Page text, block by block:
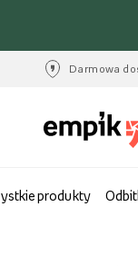
Darmowa
produkty